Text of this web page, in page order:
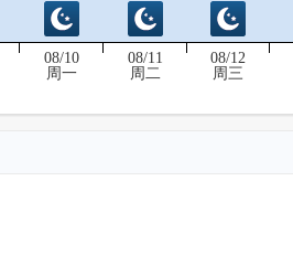
08/10
周一
08/11
周二
08/12
周三